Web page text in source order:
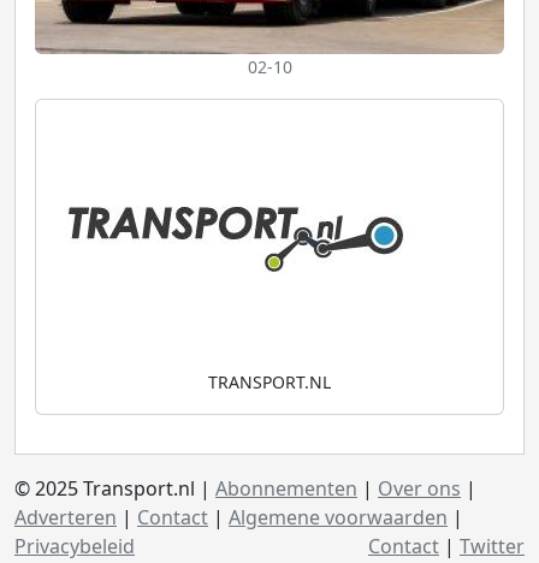
02-10
TRANSPORT.NL
© 2025 Transport.nl | Abonnementen | Over ons |
Adverteren | Contact | Algemene voorwaarden |
Privacybeleid
Contact | Twitter